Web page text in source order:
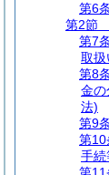
第6
第2節
第7
取扱
第8
金の
法)
第9
第10
手続